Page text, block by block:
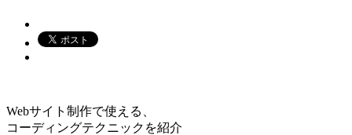
Webサイト制作で使える、
コーディングテクニックを紹介